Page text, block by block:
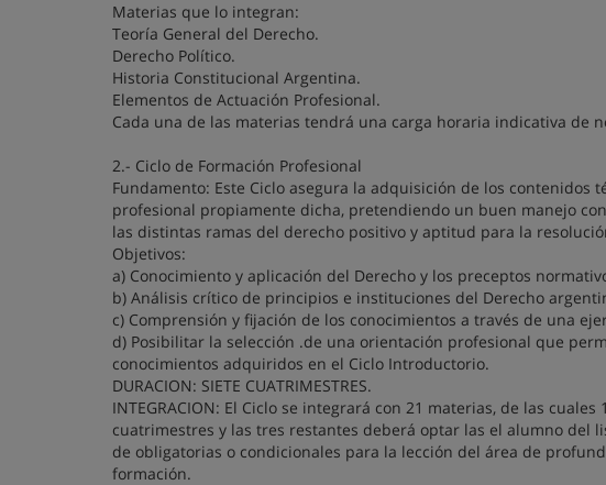
Materias que lo integran:
Teoría General del Derecho.
Derecho Político.
Historia Constitucional Argentina.
Elementos de Actuación Profesional.
Cada una de las materias tendrá una carga horaria indicativa de
2.- Ciclo de Formación Profesional
Fundamento: Este Ciclo asegura la adquisición de los
profesional propiamente dicha, pretendiendo un buen manejo
las distintas ramas del derecho positivo y aptitud para la
Objetivos:
a) Conocimiento y aplicación del Derecho y los preceptos
b) Análisis crítico de principios e instituciones del Derecho
c) Comprensión y fijación de los conocimientos a través de una
d) Posibilitar la selección .de una orientación profesional que
conocimientos adquiridos en el Ciclo Introductorio.
DURACION: SIETE CUATRIMESTRES.
INTEGRACION: El Ciclo se integrará con 21 materias, de las
cuatrimestres y las tres restantes deberá optar las el alumno del
de obligatorias o condicionales para la lección del área de
formación.